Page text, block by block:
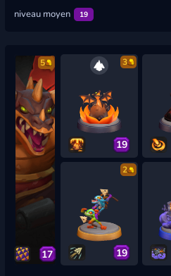
niveau moyen 19
5
17
3
19
2
19